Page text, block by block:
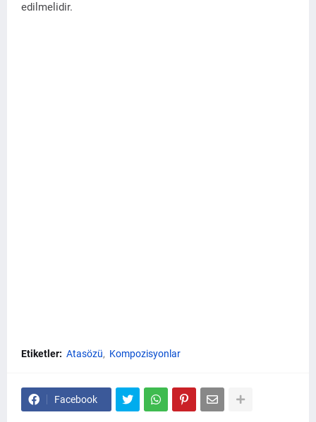
edilmelidir.
Etiketler: Atasözü Kompozisyonlar
Facebook